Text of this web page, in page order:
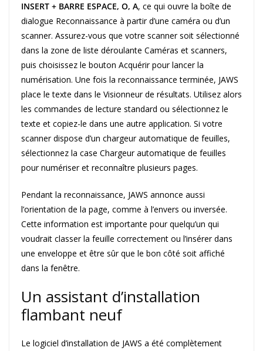
INSERT + BARRE ESPACE, O, A, ce qui ouvre la boîte de
dialogue Reconnaissance à partir d’une caméra ou d’un
scanner. Assurez-vous que votre scanner soit sélectionné
dans la zone de liste déroulante Caméras et scanners,
puis choisissez le bouton Acquérir pour lancer la
numérisation. Une fois la reconnaissance terminée, JAWS
place le texte dans le Visionneur de résultats. Utilisez alors
les commandes de lecture standard ou sélectionnez le
texte et copiez-le dans une autre application. Si votre
scanner dispose d’un chargeur automatique de feuilles,
sélectionnez la case Chargeur automatique de feuilles
pour numériser et reconnaître plusieurs pages.
Pendant la reconnaissance, JAWS annonce aussi
l’orientation de la page, comme à l’envers ou inversée.
Cette information est importante pour quelqu’un qui
voudrait classer la feuille correctement ou l’insérer dans
une enveloppe et être sûr que le bon côté soit affiché
dans la fenêtre.
Un assistant d’installation
flambant neuf
Le logiciel d’installation de JAWS a été complètement